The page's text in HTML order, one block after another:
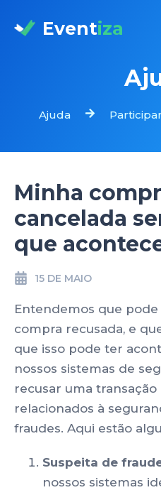
Eventiza
Ajuda
Minha
cancelada
que
15 DE MAIO
Entendemos que
compra recusada, e
que isso pode ter
nossos sistemas de
recusar uma
relacionados à
fraudes. Aqui estão
Suspeita de
nossos sistemas